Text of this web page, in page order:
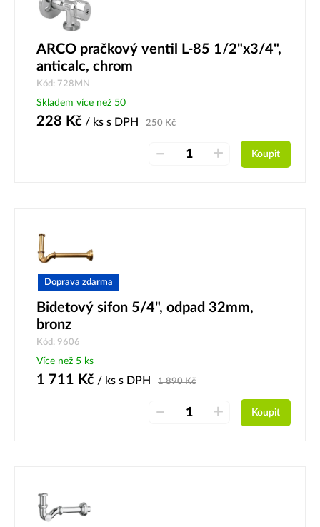
ARCO pračkový ventil L-85 1/2"x3/4",
anticalc, chrom
Kód: 728MN
Skladem více než 50
228 Kč / ks s DPH 250Kč
– + Koupit
Doprava zdarma
Bidetový sifon 5/4", odpad 32mm,
bronz
Kód: 9606
Více než 5 ks
1 711 Kč / ks s DPH 1 890Kč
– + Koupit